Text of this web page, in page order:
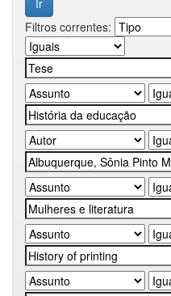
Filtros correntes: